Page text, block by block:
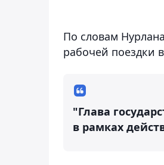
По словам
рабочей поездки
"Глава
в рамках